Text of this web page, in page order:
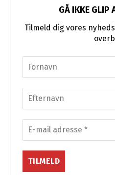
GÅ IKKE GLIP
Tilmeld dig vores